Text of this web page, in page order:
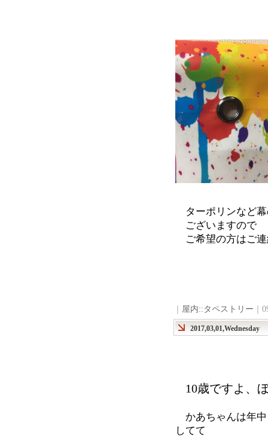
ターポリンなど
ございますので
ご希望の方はご
屋内::タペストリー ｜
2017,03,01,Wednesday
10歳ですよ、
かあちゃんは年
してて